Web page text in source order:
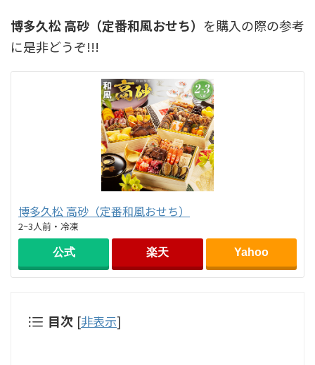
博多久松 高砂（定番和風おせち） を購入の際の参考
に是非どうぞ!!!
博多久松 高砂（定番和風おせち）
2~3人前・冷凍
公式 楽天 Yahoo
目次 [非表示]